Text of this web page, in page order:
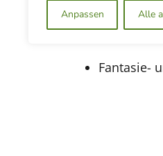
Anpassen Alle
Rhythmus
Fantasie-